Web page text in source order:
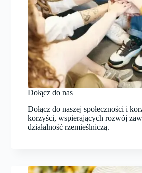
Dołącz do nas
Dołącz do naszej społeczności i
korzyści, wspierających rozwój
działalność rzemieślniczą.